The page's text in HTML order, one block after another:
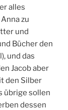
alles
zu
und
Bücher den
und das
Jacob aber
den Silber
übrige sollen
dessen